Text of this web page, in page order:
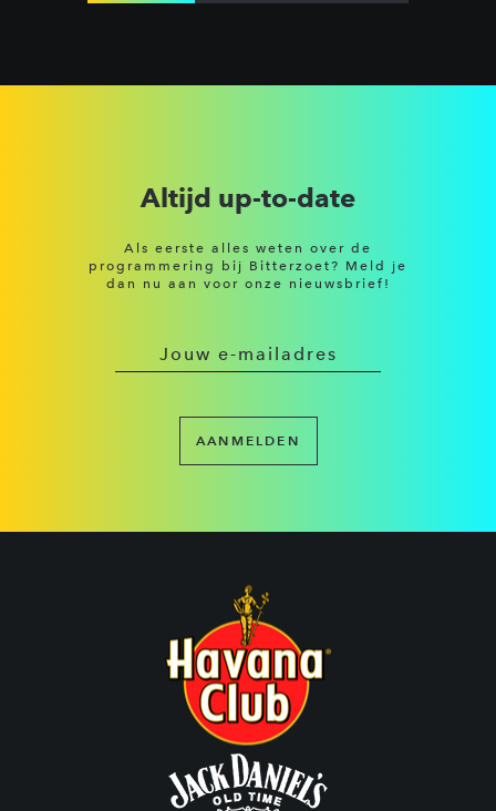
Altijd up-to-date
Als eerste alles weten over de
programmering bij Bitterzoet? Meld je
dan nu aan voor onze nieuwsbrief!
AANMELDEN